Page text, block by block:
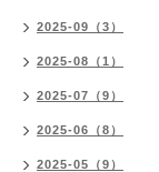
2025-09（3）
2025-08（1）
2025-07（9）
2025-06（8）
2025-05（9）